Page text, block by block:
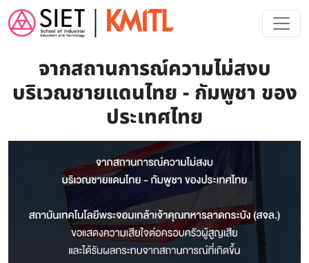
Skip to main content
จากสถานการณ์ความไม่สงบ
บริเวณชายแดนไทย - กัมพูชา ของ
ประเทศไทย